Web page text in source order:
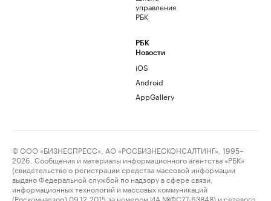
управления
РБК
РБК
Новости
iOS
Android
AppGallery
© ООО «БИЗНЕСПРЕСС», АО «РОСБИЗНЕСКОНСАЛТИНГ», 1995–
2026. Сообщения и материалы информационного агентства «РБК»
(свидетельство о регистрации средства массовой информации
выдано Федеральной службой по надзору в сфере связи,
информационных технологий и массовых коммуникаций
(Роскомнадзор) 09.12.2015 за номером ИА №ФС77-63848) и сетевого